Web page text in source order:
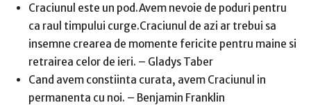
Craciunul este un pod.Avem nevoie de poduri pentru
ca raul timpului curge.Craciunul de azi ar trebui sa
insemne crearea de momente fericite pentru maine si
retrairea celor de ieri. – Gladys Taber
Cand avem constiinta curata, avem Craciunul in
permanenta cu noi. – Benjamin Franklin